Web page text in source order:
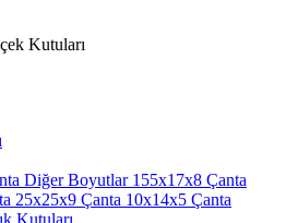
Diğer Boyutlar155x17x8 Çanta
25x25x9 Çanta 10x14x5 Çanta
Kutuları